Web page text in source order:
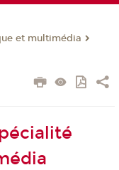
et multimédia